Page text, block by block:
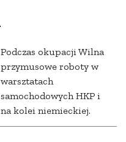
Podczas okupacji Wilna
przymusowe roboty w
warsztatach
samochodowych HKP i
na kolei niemieckiej.